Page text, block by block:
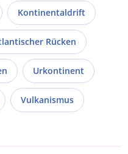
Kontinentaldrift
Rücken
Urkontinent
Vulkanismus